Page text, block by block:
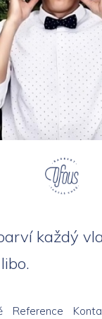
každý
Reference